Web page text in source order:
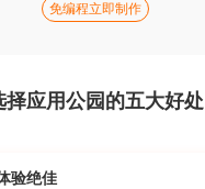
免编程立即制作
择应用公园的五大好处
验绝佳